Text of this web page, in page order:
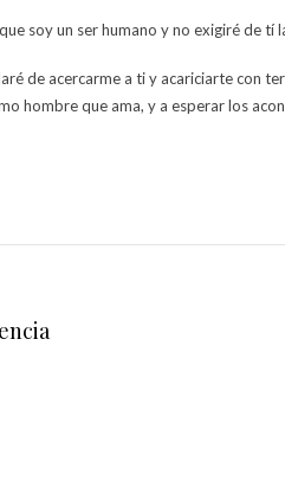
soy un ser humano y no exigiré de tí
de acercarme a ti y acariciarte con
hombre que ama, y a esperar los